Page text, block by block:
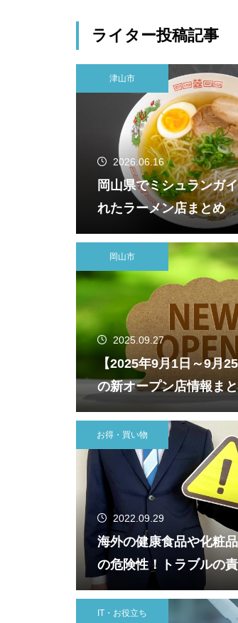
ライター投稿記事
津山市
2026.06.16
岡山県でミシュランガ
れたラーメン店まとめ
岡山市
2025.09.27
【2025年9月1日～9月
の新オープン店情報ま
お得・買い物
2022.09.29
海外の健康食品や化粧
の危険性！トラブルの
ど知っておくべき国際
IT・お役立ち